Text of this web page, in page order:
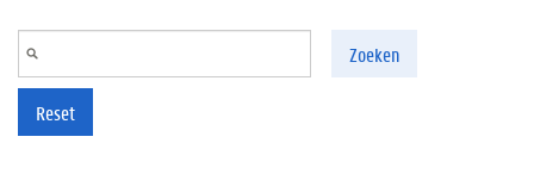
Zoeken
Reset